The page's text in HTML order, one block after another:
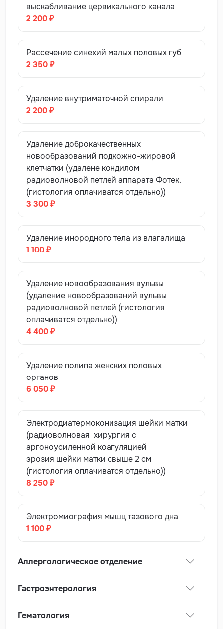
выскабливание цервикального канала
2 200 ₽
Рассечение синехий малых половых губ
2 350 ₽
Удаление внутриматочной спирали
2 200 ₽
Удаление доброкачественных
новообразований подкожно-жировой
клетчатки (удалене кондилом
радиоволновой петлей аппарата Фотек.
(гистология оплачиватся отдельно))
3 300 ₽
Удаление инородного тела из влагалища
1 100 ₽
Удаление новообразования вульвы
(удаление новообразований вульвы
радиоволновой петлей (гистология
оплачиватся отдельно))
4 400 ₽
Удаление полипа женских половых
органов
6 050 ₽
Электродиатермоконизация шейки матки
(радиоволновая хирургия с
аргоноусиленной коагуляцией
эрозия шейки матки свыше 2 см
(гистология оплачиватся отдельно))
8 250 ₽
Электромиография мышц тазового дна
1 100 ₽
Аллергологическое отделение
Гастроэнтерология
Гематология